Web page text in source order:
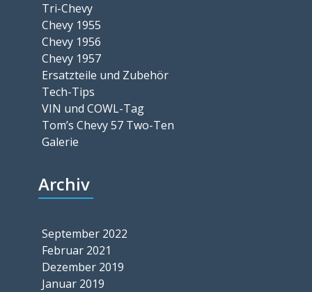
Tri-Chevy
Chevy 1955
Chevy 1956
Chevy 1957
Ersatzteile und Zubehör
Tech-Tips
VIN und COWL-Tag
Tom’s Chevy 57 Two-Ten
Galerie
Archiv
September 2022
Februar 2021
Dezember 2019
Januar 2019